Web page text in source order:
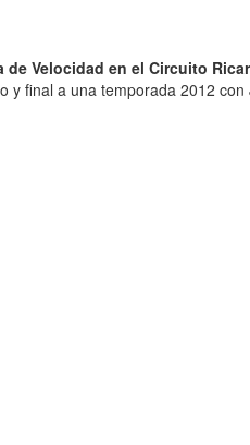
Velocidad en el Circuito
final a una temporada 2012